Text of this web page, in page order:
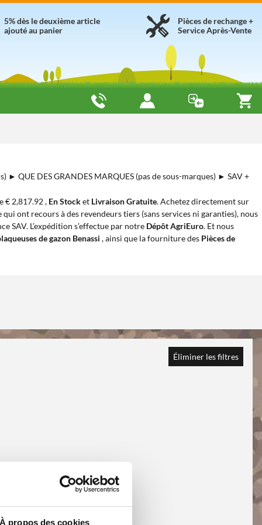
À propos des cookies
Pièces de rechange +
Service Après-Vente
5% dès le deuxième article
ajouté au panier
► QUE DES GRANDES MARQUES (pas de sous-marques) ► SAV +
€ 2,817.92 , En Stocket Livraison Gratuite. Achetez directement sur
ont recours à des revendeurs tiers (sans services ni garanties), nous
SAV. L’expédition s’effectue par notre Dépôt AgriEuro. Et nous
de gazon Benassi , ainsi que la fourniture des Pièces de
Éliminer les filtres